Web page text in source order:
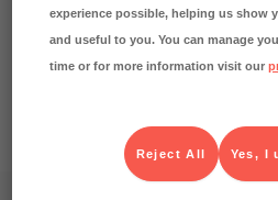
experience possible, helping us show
and useful to you. You can manage
time or for more information visit our
Yes, I
Reject All